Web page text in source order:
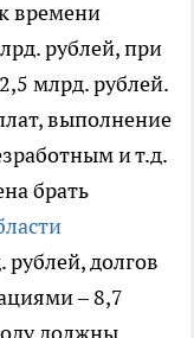
времени
рублей, при
млрд. рублей.
выполнение
и т.д.
брать
долгов
– 8,7